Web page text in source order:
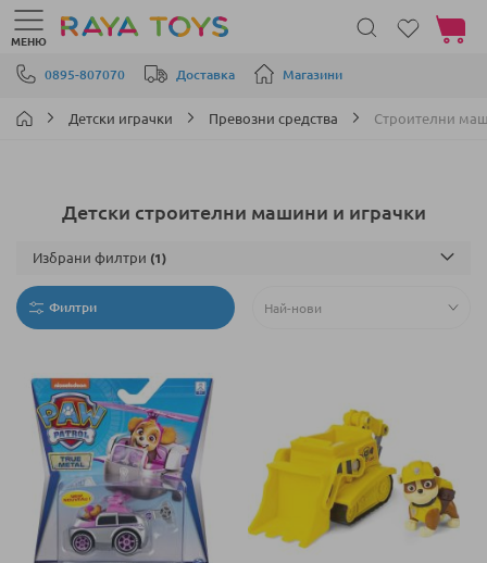
Прескачане към съдържанието
0895-807070 Доставка Магазини
МЕНЮ
Моята
Детски играчки Превозни средства Строителни
Детски строителни машини и играчки
Филтри
Избрани филтри